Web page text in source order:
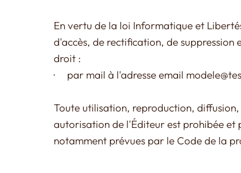
En vertu de la loi Informatique et
d'accès, de rectification, de suppression
droit :
· par mail à l'adresse email
Toute utilisation, reproduction,
autorisation de l'Éditeur est prohibée et
notamment prévues par le Code de la